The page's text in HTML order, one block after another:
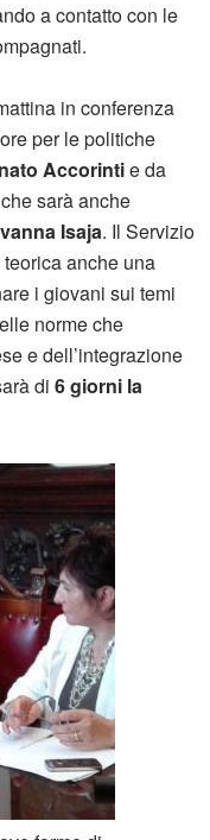
a contatto con le
in conferenza
per le politiche
Accorintie da
sarà anche
Isaja. Il Servizio
anche una
i giovani sui temi
norme che
e dell’integrazione
di 6 giorni la